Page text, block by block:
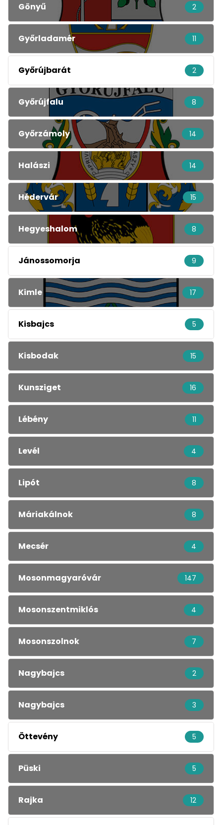
Gönyű 2
Győrladamér 11
Győrújbarát 2
Győrújfalu 8
Győrzámoly 14
Halászi 14
Hédervár 15
Hegyeshalom 8
Jánossomorja 9
Kimle 17
Kisbajcs 5
Kisbodak 15
Kunsziget 16
Lébény 11
Levél 4
Lipót 8
Máriakálnok 8
Mecsér 4
Mosonmagyaróvár 147
Mosonszentmiklós 4
Mosonszolnok 7
Nagybajcs 2
Nagybajcs 3
Öttevény 5
Püski 5
Rajka 12